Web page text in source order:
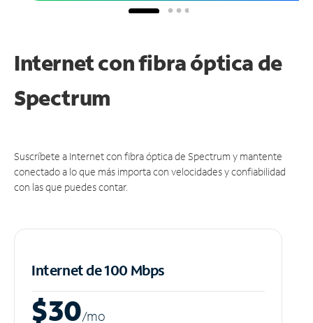
Internet con fibra óptica de
Spectrum
Suscríbete a Internet con fibra óptica de Spectrum y mantente
conectado a lo que más importa con velocidades y confiabilidad
con las que puedes contar.
Internet de 100 Mbps
$30/mo